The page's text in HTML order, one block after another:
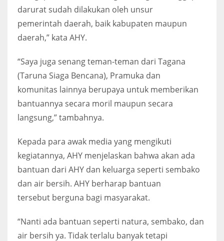
darurat sudah dilakukan oleh unsur
pemerintah daerah, baik kabupaten maupun
daerah,” kata AHY.
“Saya juga senang teman-teman dari Tagana
(Taruna Siaga Bencana), Pramuka dan
komunitas lainnya berupaya untuk memberikan
bantuannya secara moril maupun secara
langsung,” tambahnya.
Kepada para awak media yang mengikuti
kegiatannya, AHY menjelaskan bahwa akan ada
bantuan dari AHY dan keluarga seperti sembako
dan air bersih. AHY berharap bantuan
tersebut berguna bagi masyarakat.
“Nanti ada bantuan seperti natura, sembako, dan
air bersih ya. Tidak terlalu banyak tetapi